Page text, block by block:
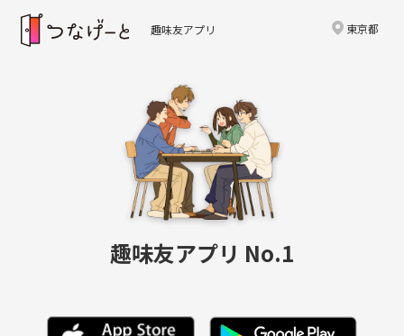
趣味友アプリ 東京都
趣味友アプリ No.1